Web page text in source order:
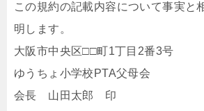
この規約の記載内容について事実と
明します。
大阪市中央区□□町1丁目2番3号
ゆうちょ小学校PTA父母会
会長 山田太郎 印